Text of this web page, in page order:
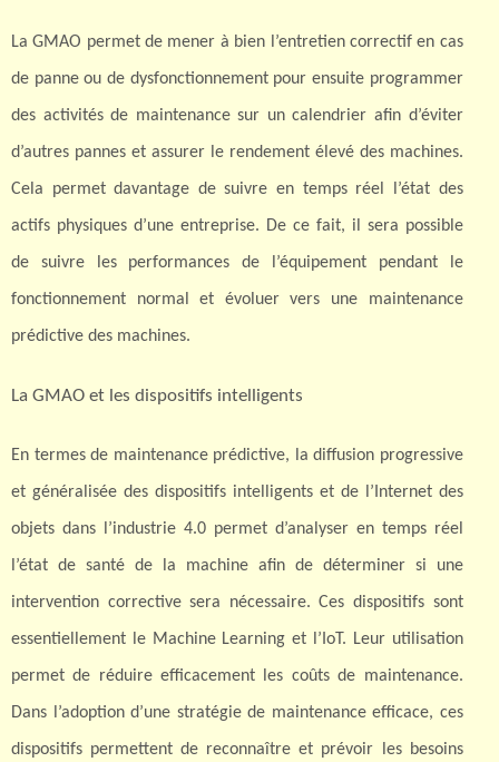
La GMAO permet de mener à bien l’entretien correctif en cas
de panne ou de dysfonctionnement pour ensuite programmer
des activités de maintenance sur un calendrier afin d’éviter
d’autres pannes et assurer le rendement élevé des machines.
Cela permet davantage de suivre en temps réel l’état des
actifs physiques d’une entreprise. De ce fait, il sera possible
de suivre les performances de l’équipement pendant le
fonctionnement normal et évoluer vers une maintenance
prédictive des machines.
La GMAO et les dispositifs intelligents
En termes de maintenance prédictive, la diffusion progressive
et généralisée des dispositifs intelligents et de l’Internet des
objets dans l’industrie 4.0 permet d’analyser en temps réel
l’état de santé de la machine afin de déterminer si une
intervention corrective sera nécessaire. Ces dispositifs sont
essentiellement le Machine Learning et l’IoT. Leur utilisation
permet de réduire efficacement les coûts de maintenance.
Dans l’adoption d’une stratégie de maintenance efficace, ces
dispositifs permettent de reconnaître et prévoir les besoins